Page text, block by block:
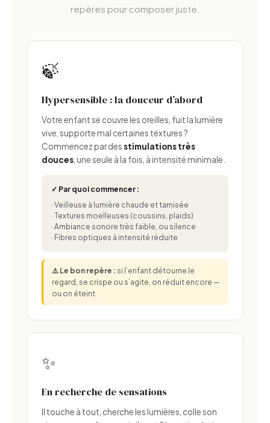
repères pour composer juste.
🍃
Hypersensible : la douceur d’abord
Votre enfant se couvre les oreilles, fuit la lumière
vive, supporte mal certaines textures ?
Commencez par desstimulations très
douces , une seule à la fois, à intensité minimale.
✓ Par quoi commencer :
· Veilleuse à lumière chaude et tamisée
· Textures moelleuses (coussins, plaids)
· Ambiance sonore très faible, ou silence
· Fibres optiques à intensité réduite
⚠️ Le bon repère : si l’enfant détourne le
regard, se crispe ou s’agite, on réduit encore —
ou on éteint.
✨
En recherche de sensations
Il touche à tout, cherche les lumières, colle son